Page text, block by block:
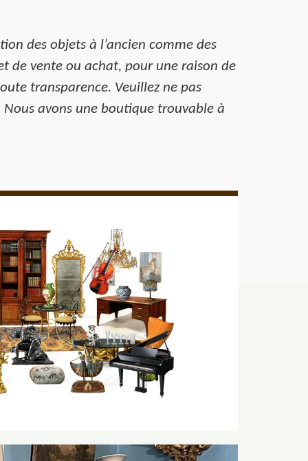
des objets à l’ancien comme des
de vente ou achat, pour une raison de
transparence. Veuillez ne pas
avons une boutique trouvable à